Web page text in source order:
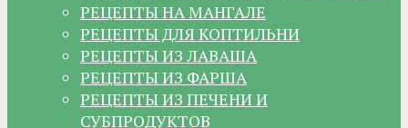
РЕЦЕПТЫ НА МАНГАЛЕ
РЕЦЕПТЫ ДЛЯ КОПТИЛЬНИ
РЕЦЕПТЫ ИЗ ЛАВАША
РЕЦЕПТЫ ИЗ ФАРША
РЕЦЕПТЫ ИЗ ПЕЧЕНИ И
СУБПРОДУКТОВ